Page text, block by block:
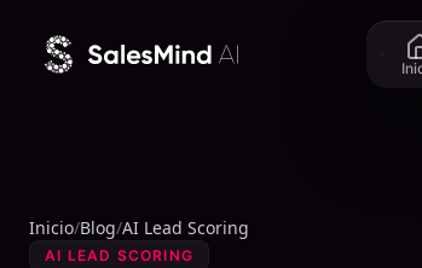
Inicio/Blog/AI Lead Scoring
AI LEAD SCORING